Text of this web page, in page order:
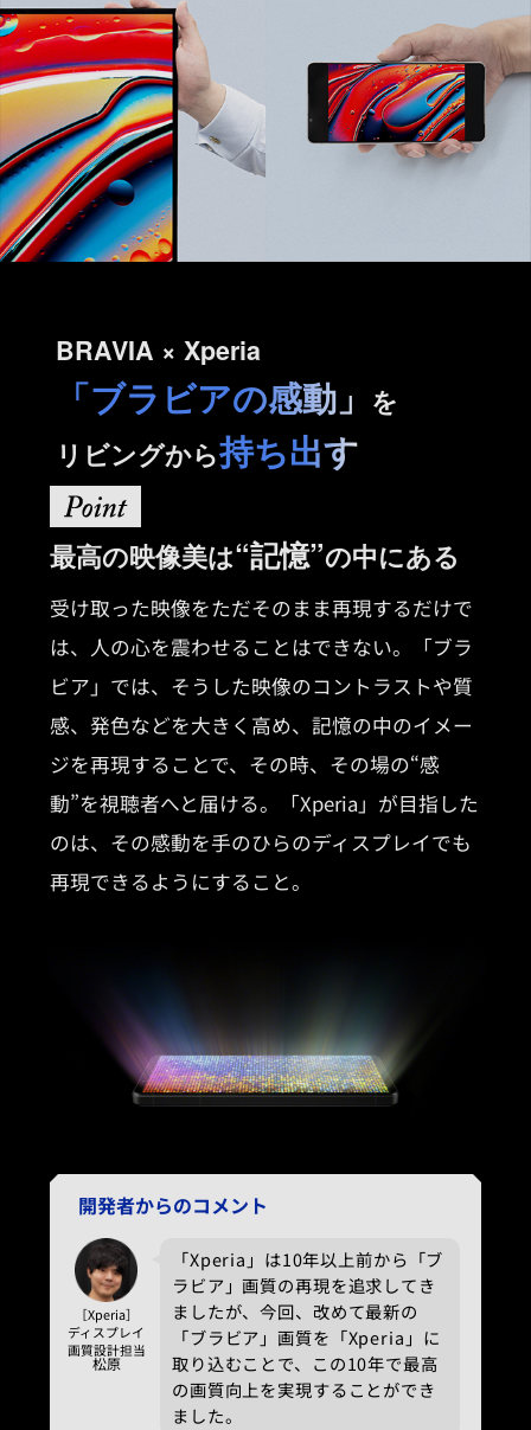
BRAVIA × Xperia
「ブラビアの感動」 を
リビングから持ち出す
最高の映像美は“記憶”の中にある
受け取った映像をただそのまま再現するだけで
は、人の心を震わせることはできない。「ブラ
ビア」では、そうした映像のコントラストや質
感、発色などを大きく高め、記憶の中のイメー
ジを再現することで、その時、その場の“感
動”を視聴者へと届ける。「Xperia」が目指した
のは、その感動を手のひらのディスプレイでも
再現できるようにすること。
開発者からのコメント
［Xperia］
ディスプレイ
画質設計担当
松原
「Xperia」は10年以上前から「ブ
ラビア」画質の再現を追求してき
ましたが、今回、改めて最新の
「ブラビア」画質を「Xperia」に
取り込むことで、この10年で最高
の画質向上を実現することができ
ました。